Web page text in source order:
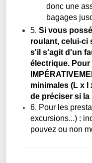
donc une
bagages
5. Si vous
roulant, celui-ci
s'il s'agit d'un
électrique.
minimales (L x
de préciser si
6. Pour les
excursions...) :
pouvez ou non